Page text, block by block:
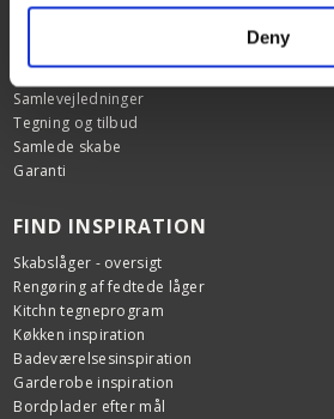
Deny
HJÆLP & SUPPORT
FAQ
Samlevejledninger
Tegning og tilbud
Samlede skabe
Garanti
FIND INSPIRATION
Skabslåger - oversigt
Rengøring af fedtede låger
Kitchn tegneprogram
Køkken inspiration
Badeværelsesinspiration
Garderobe inspiration
Bordplader efter mål